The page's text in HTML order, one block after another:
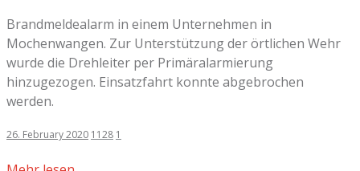
Brandmeldealarm in einem Unternehmen in
Mochenwangen. Zur Unterstützung der örtlichen Wehr
wurde die Drehleiter per Primäralarmierung
hinzugezogen. Einsatzfahrt konnte abgebrochen
werden.
26. February 2020 1128 1